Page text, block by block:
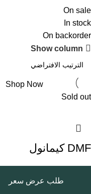
On sale
In stock
On backorder
Upholstered chair
Shop Now
Show column
Sold out
DMF كيمانول
طلب عرض سعر